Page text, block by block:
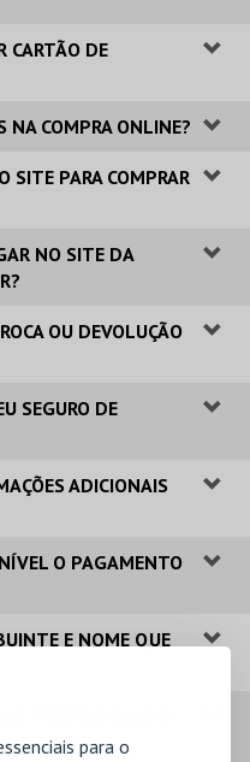
para o
CARTÃO DE
NA COMPRA ONLINE?
SITE PARA COMPRAR
NO SITE DA
OU DEVOLUÇÃO
SEGURO DE
ADICIONAIS
O PAGAMENTO
E NOME QUE